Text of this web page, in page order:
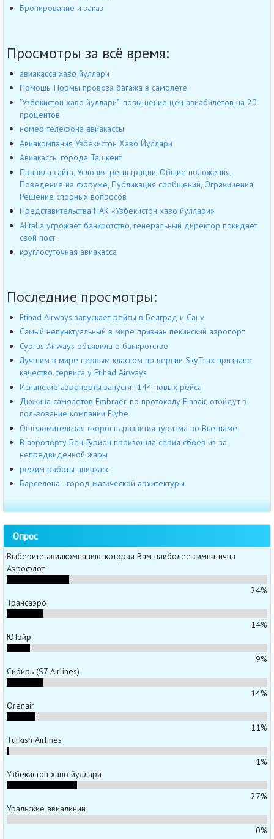
Бронирование и заказ
Просмотры за всё время:
авиакасса хаво йуллари
Помощь. Нормы провоза багажа в самолёте
"Узбекистон хаво йуллари": повышение цен авиабилетов на 20
процентов
номер телефона авиакассы
Авиакомпания Узбекистон Хаво Йуллари
Авиакассы города Ташкент
Правила сайта, Условия регистрации, Общие положения,
Поведение на форуме, Публикация сообщений, Ограничения,
Решение спорных вопросов
Представительства НАК «Узбекистон хаво йуллари»
Alitalia угрожает банкротство, генеральный директор покидает
свой пост
круглосуточная авиакасса
Последние просмотры:
Etihad Airways запускает рейсы в Белград и Сану
Cамый непунктуальный в мире признан пекинский аэропорт
Cyprus Airways объявила о банкротстве
Лучшим в мире первым классом по версии SkyTrax признано
качество сервиса у Etihad Airways
Испанские аэропорты запустят 144 новых рейса
Дюжина самолетов Embraer, по протоколу Finnair, отойдут в
пользование компании Flybe
Ошеломительная скорость развития туризма во Вьетнаме
В аэропорту Бен-Гурион произошла серия сбоев из-за
непредвиденной жары
режим работы авиакасс
Барселона - город магической архитектуры
Опрос
Выберите авиакомпанию, которая Вам наиболее симпатична
Аэрофлот
24%
Трансаэро
14%
ЮТэйр
9%
Сибирь (S7 Airlines)
14%
Orenair
11%
Turkish Airlines
1%
Узбекистон хаво йуллари
27%
Уральские авиалинии
0%